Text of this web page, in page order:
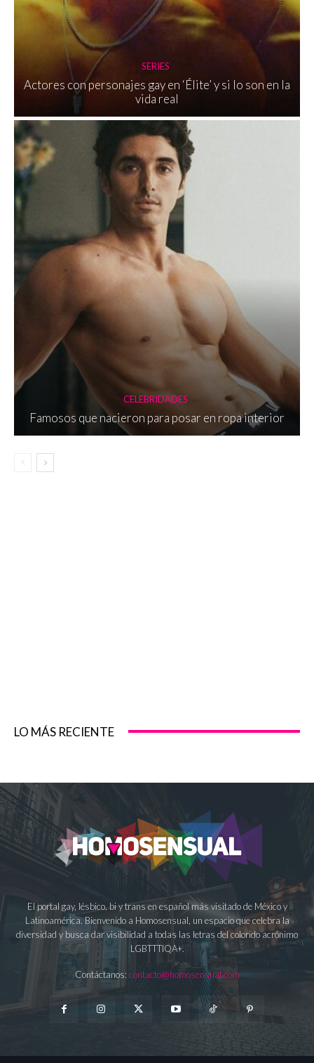
SERIES
Actores con personajes gay en ‘Élite’ y si lo son en la
vida real
CELEBRIDADES
Famosos que nacieron para posar en ropa interior
LO MÁS RECIENTE
El portal gay, lésbico, bi y trans en español más visitado de México y
Latinoamérica. Bienvenido a Homosensual, un espacio que celebra la
diversidad y busca dar visibilidad a todas las letras del colorido acrónimo
LGBTTTIQA+.
Contáctanos: contacto@homosensual.com